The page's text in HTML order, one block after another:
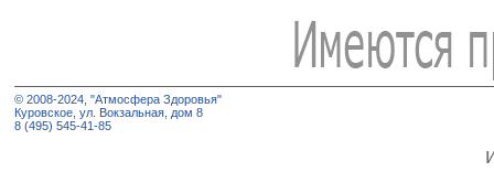
© 2008-2024, "Атмосфера Здоровья"
Куровское, ул. Вокзальная, дом 8
8 (495) 545-41-85